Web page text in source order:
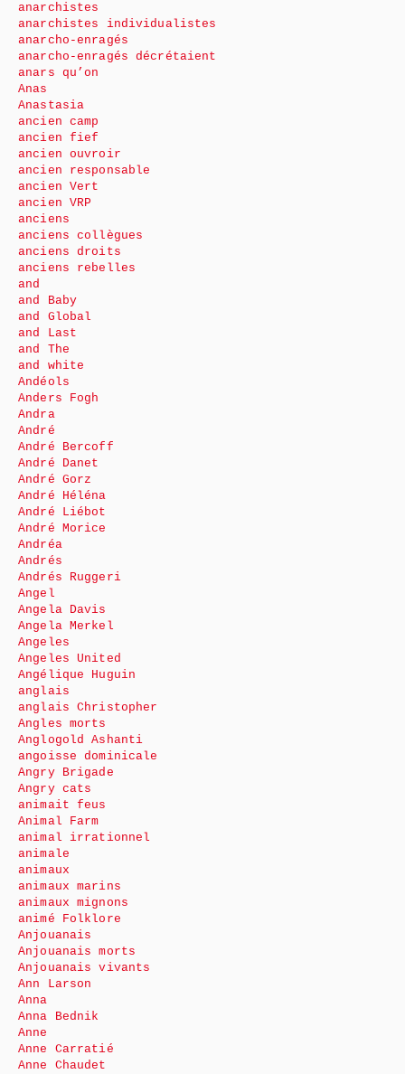
anarchistes
anarchistes individualistes
anarcho-enragés
anarcho-enragés décrétaient
anars qu’on
Anas
Anastasia
ancien camp
ancien fief
ancien ouvroir
ancien responsable
ancien Vert
ancien VRP
anciens
anciens collègues
anciens droits
anciens rebelles
and
and Baby
and Global
and Last
and The
and white
Andéols
Anders Fogh
Andra
André
André Bercoff
André Danet
André Gorz
André Héléna
André Liébot
André Morice
Andréa
Andrés
Andrés Ruggeri
Angel
Angela Davis
Angela Merkel
Angeles
Angeles United
Angélique Huguin
anglais
anglais Christopher
Angles morts
Anglogold Ashanti
angoisse dominicale
Angry Brigade
Angry cats
animait feus
Animal Farm
animal irrationnel
animale
animaux
animaux marins
animaux mignons
animé Folklore
Anjouanais
Anjouanais morts
Anjouanais vivants
Ann Larson
Anna
Anna Bednik
Anne
Anne Carratié
Anne Chaudet